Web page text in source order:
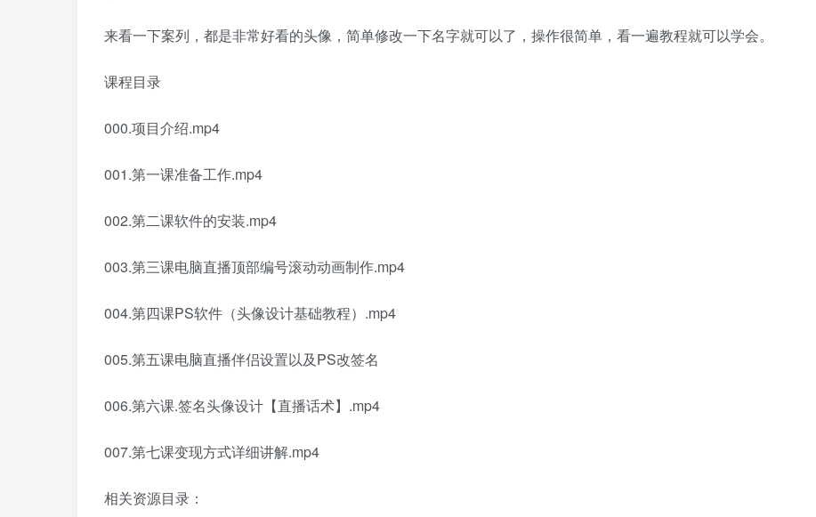
来看一下案列，都是非常好看的头像，简单修改一下名字就可以了，操作很简单，看一遍教程就可以学会。
课程目录
000.项目介绍.mp4
001.第一课准备工作.mp4
002.第二课软件的安装.mp4
003.第三课电脑直播顶部编号滚动动画制作.mp4
004.第四课PS软件（头像设计基础教程）.mp4
005.第五课电脑直播伴侣设置以及PS改签名
006.第六课.签名头像设计【直播话术】.mp4
007.第七课变现方式详细讲解.mp4
相关资源目录：